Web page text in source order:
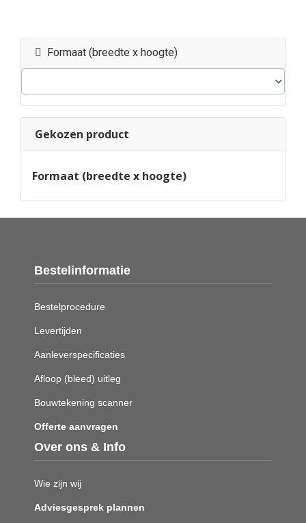
Formaat (breedte x hoogte)
Gekozen product
Formaat (breedte x hoogte)
Bestelinformatie
Bestelprocedure
Levertijden
Aanleverspecificaties
Afloop (bleed) uitleg
Bouwtekening scanner
Offerte aanvragen
Over ons & Info
Wie zijn wij
Adviesgesprek plannen